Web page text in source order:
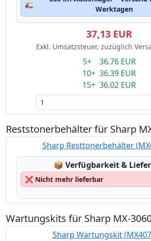
🚛
Werktagen
37,13 EUR
Exkl. Umsatzsteuer, zuzüglich
5+ 36.76 EUR
10+ 36.39 EUR
15+ 36.02 EUR
Reststonerbehälter für Sharp
Sharp Resttonerbehälter
📦 Lagerstatus:
Verfügbarkeit &
❌ Nicht mehr lieferbar
Wartungskits für Sharp MX-
Sharp Wartungskit